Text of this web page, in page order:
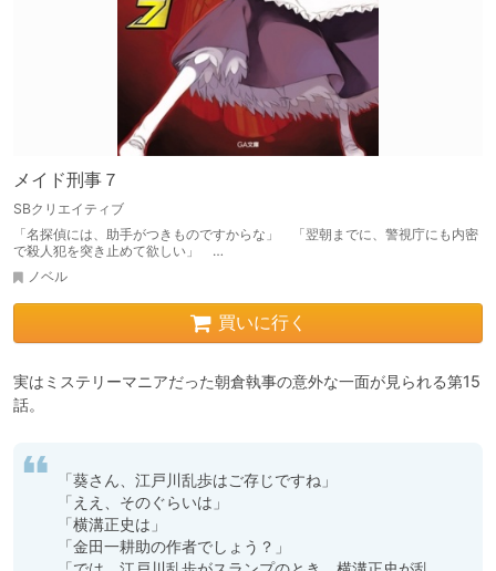
メイド刑事７
SBクリエイティブ
「名探偵には、助手がつきものですからな」 「翌朝までに、警視庁にも内密
で殺人犯を突き止めて欲しい」 …
ノベル
買いに行く
実はミステリーマニアだった朝倉執事の意外な一面が見られる第15
話。
「葵さん、江戸川乱歩はご存じですね」
「ええ、そのぐらいは」
「横溝正史は」
「金田一耕助の作者でしょう？」